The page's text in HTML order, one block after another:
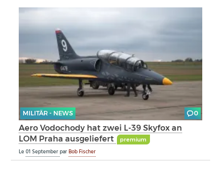
MILITÄR - NEWS 0
Aero Vodochody hat zwei L-39 Skyfox an
LOM Praha ausgeliefert
premium
Le01 SeptemberparBob Fischer